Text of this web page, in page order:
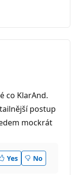
co KlarAnd.
postup
mockrát
Yes No